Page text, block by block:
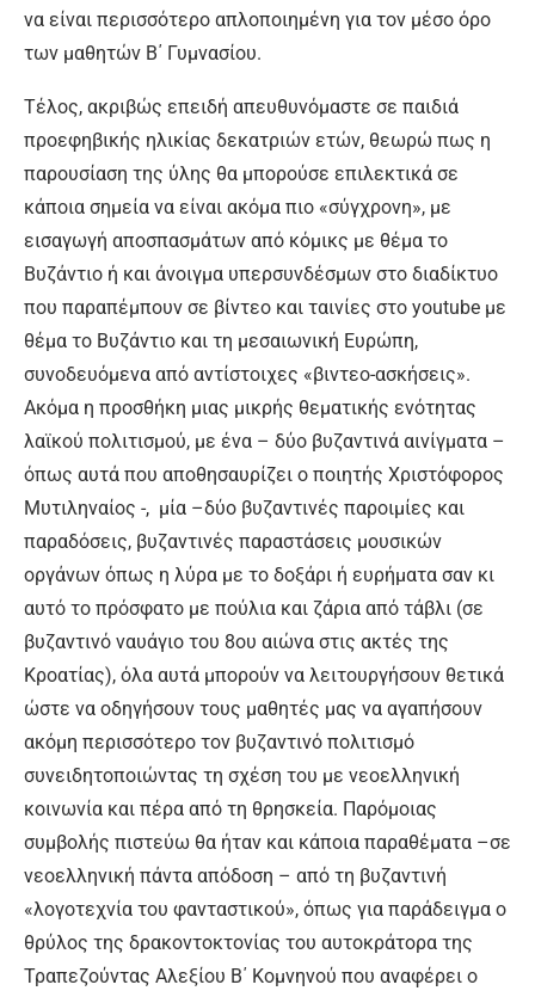
να είναι περισσότερο απλοποιημένη για τον μέσο όρο
των μαθητών Β΄ Γυμνασίου.
Τέλος, ακριβώς επειδή απευθυνόμαστε σε παιδιά
προεφηβικής ηλικίας δεκατριών ετών, θεωρώ πως η
παρουσίαση της ύλης θα μπορούσε επιλεκτικά σε
κάποια σημεία να είναι ακόμα πιο «σύγχρονη», με
εισαγωγή αποσπασμάτων από κόμικς με θέμα το
Βυζάντιο ή και άνοιγμα υπερσυνδέσμων στο διαδίκτυο
που παραπέμπουν σε βίντεο και ταινίες στο youtube με
θέμα το Βυζάντιο και τη μεσαιωνική Ευρώπη,
συνοδευόμενα από αντίστοιχες «βιντεο-ασκήσεις».
Ακόμα η προσθήκη μιας μικρής θεματικής ενότητας
λαϊκού πολιτισμού, με ένα – δύο βυζαντινά αινίγματα –
όπως αυτά που αποθησαυρίζει ο ποιητής Χριστόφορος
Μυτιληναίος -, μία –δύο βυζαντινές παροιμίες και
παραδόσεις, βυζαντινές παραστάσεις μουσικών
οργάνων όπως η λύρα με το δοξάρι ή ευρήματα σαν κι
αυτό το πρόσφατο με πούλια και ζάρια από τάβλι (σε
βυζαντινό ναυάγιο του 8ου αιώνα στις ακτές της
Κροατίας), όλα αυτά μπορούν να λειτουργήσουν θετικά
ώστε να οδηγήσουν τους μαθητές μας να αγαπήσουν
ακόμη περισσότερο τον βυζαντινό πολιτισμό
συνειδητοποιώντας τη σχέση του με νεοελληνική
κοινωνία και πέρα από τη θρησκεία. Παρόμοιας
συμβολής πιστεύω θα ήταν και κάποια παραθέματα –σε
νεοελληνική πάντα απόδοση – από τη βυζαντινή
«λογοτεχνία του φανταστικού», όπως για παράδειγμα ο
θρύλος της δρακοντοκτονίας του αυτοκράτορα της
Τραπεζούντας Αλεξίου Β΄ Κομνηνού που αναφέρει ο